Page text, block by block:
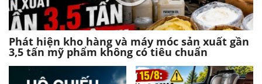
Phát hiện kho hàng và máy móc sản xuất gần
3,5 tấn mỹ phẩm không có tiêu chuẩn